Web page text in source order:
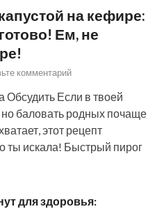
на кефире:
Ем, не
комментарий
Обсудить Если в твоей
но баловать родных почаще
этот рецепт
ты искала! Быстрый пирог
для здоровья: